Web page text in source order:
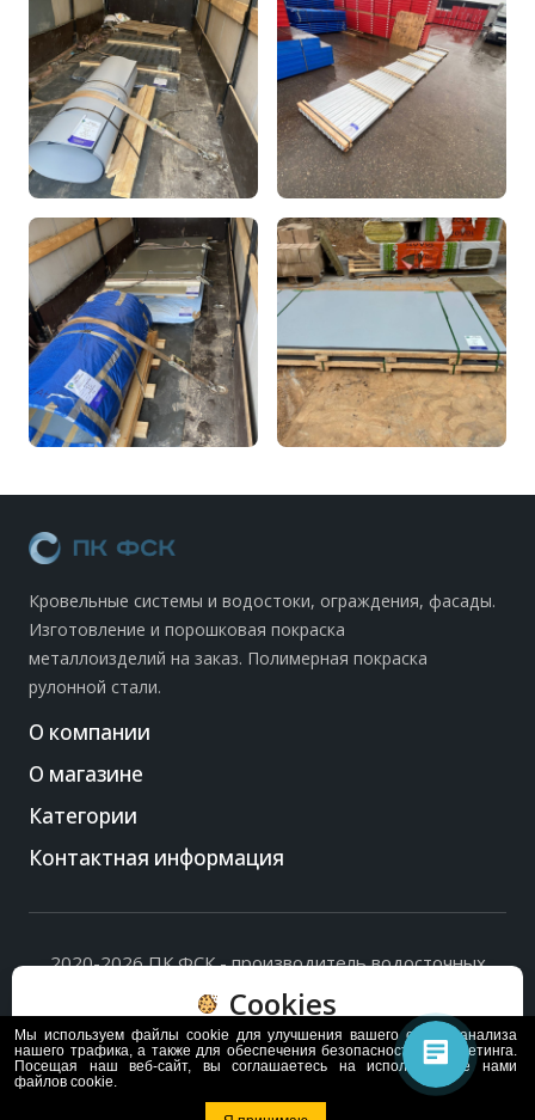
Кровельные системы и водостоки, ограждения, фасады.
Изготовление и порошковая покраска
металлоизделий на заказ. Полимерная покраска
рулонной стали.
О компании
О магазине
Категории
Контактная информация
2020-2026 ПК ФСК - производитель водосточных
Политика обработки персональных данных
на их обработку.
Cookies
Пользуясь сайтом, вы соглашаетесь с политикой
обработки и хранения данных Cookie
Мы используем файлы cookie для улучшения вашего опыта, анализа
нашего трафика, а также для обеспечения безопасности и маркетинга.
Посещая наш веб-сайт, вы соглашаетесь на использование нами
файлов cookie.